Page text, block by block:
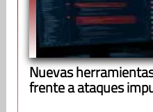
Nuevas
frente a ataques